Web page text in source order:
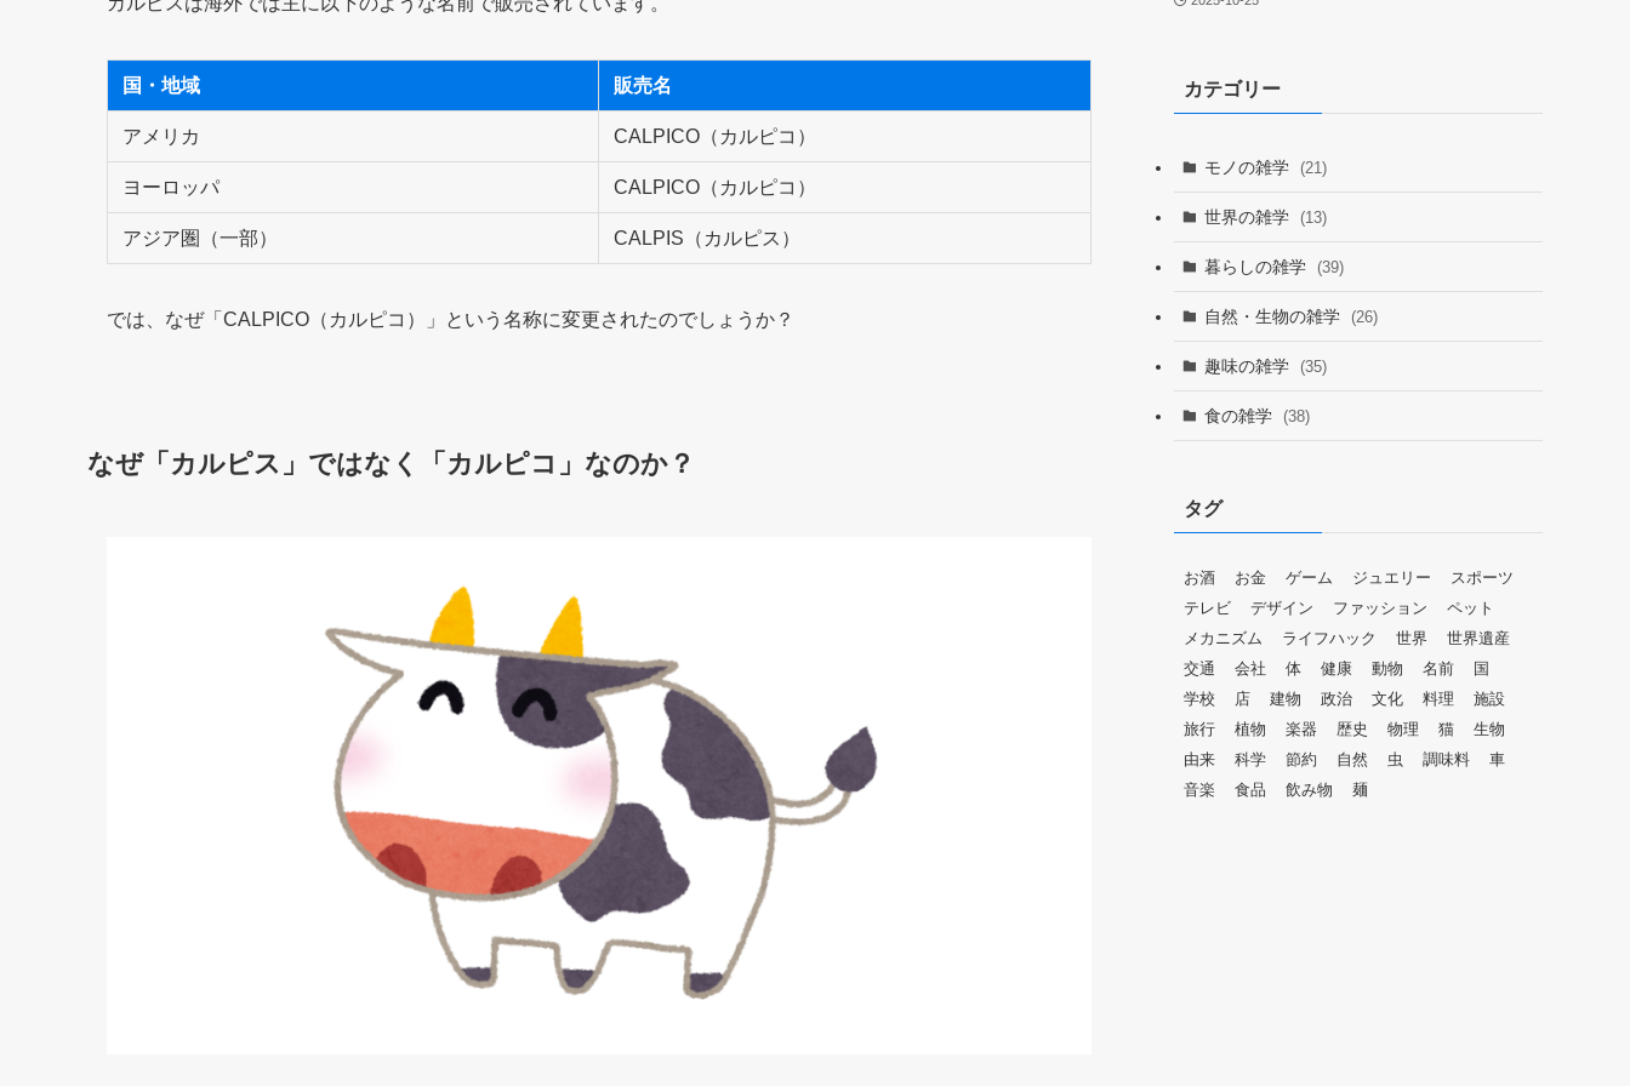
国・地域 販売名
アメリカ CALPICO（カルピコ）
ヨーロッパ CALPICO（カルピコ）
アジア圏（一部） CALPIS（カルピス）
では、なぜ「CALPICO（カルピコ）」という名称に変更されたのでしょうか？
なぜ「カルピス」ではなく「カルピコ」なのか？
カテゴリー
モノの雑学 (21)
世界の雑学 (13)
暮らしの雑学 (39)
自然・生物の雑学 (26)
趣味の雑学 (35)
食の雑学 (38)
タグ
お酒 お金 ゲーム ジュエリー
スポーツ
テレビ
デザイン ファッション
ペット
メカニズム
ライフハック 世界
世界遺産
交通
会社 体 健康 動物 名前
国
学校
店 建物 政治 文化 料理
施設
旅行
植物 楽器 歴史 物理 猫
生物
由来
科学 節約 自然 虫 調味料
車
音楽
食品 飲み物 麺